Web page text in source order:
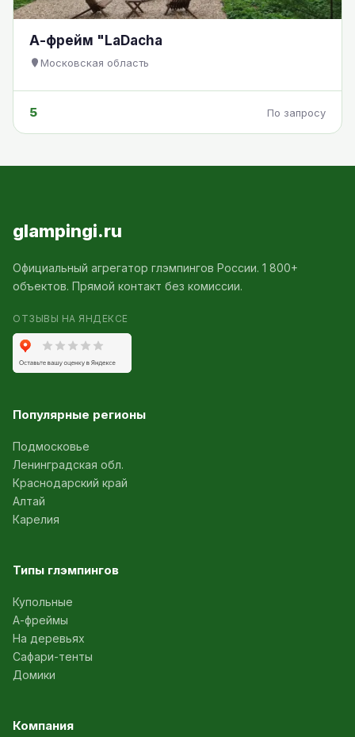
А-фрейм "LaDacha
Московская область
5 По запросу
glampingi.ru
Официальный агрегатор глэмпингов России. 1 800+
объектов. Прямой контакт без комиссии.
ОТЗЫВЫ НА ЯНДЕКСЕ
Популярные регионы
Подмосковье
Ленинградская обл.
Краснодарский край
Алтай
Карелия
Типы глэмпингов
Купольные
А-фреймы
На деревьях
Сафари-тенты
Домики
Компания